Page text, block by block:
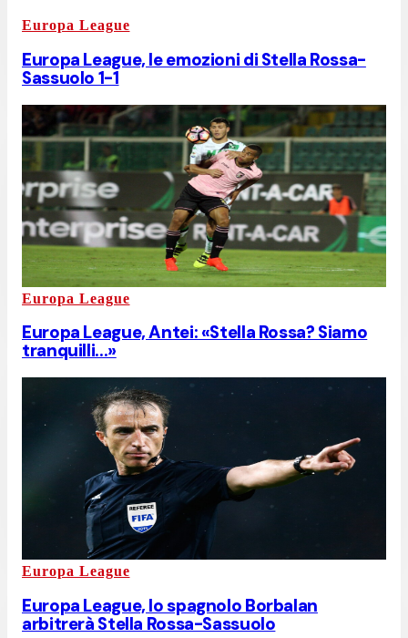
Europa League
Europa League, le emozioni di Stella Rossa-
Sassuolo 1-1
Europa League
Europa League, Antei: «Stella Rossa? Siamo
tranquilli...»
Europa League
Europa League, lo spagnolo Borbalan
arbitrerà Stella Rossa-Sassuolo